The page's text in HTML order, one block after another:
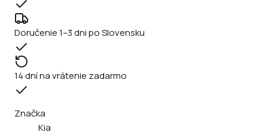
Doručenie 1–3 dni po Slovensku
14 dní na vrátenie zadarmo
Značka
Kia